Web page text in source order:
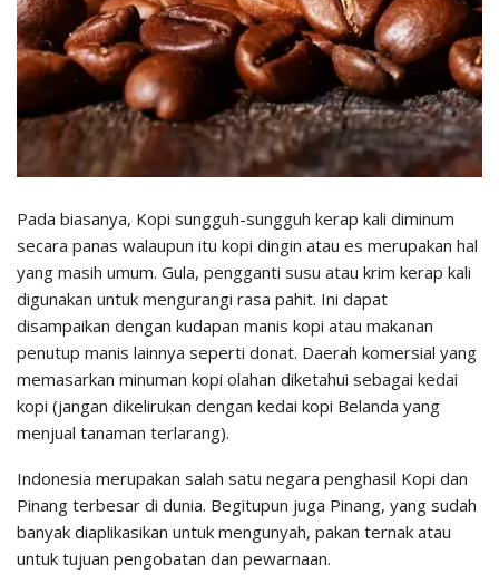
Pada biasanya, Kopi sungguh-sungguh kerap kali diminum
secara panas walaupun itu kopi dingin atau es merupakan hal
yang masih umum. Gula, pengganti susu atau krim kerap kali
digunakan untuk mengurangi rasa pahit. Ini dapat
disampaikan dengan kudapan manis kopi atau makanan
penutup manis lainnya seperti donat. Daerah komersial yang
memasarkan minuman kopi olahan diketahui sebagai kedai
kopi (jangan dikelirukan dengan kedai kopi Belanda yang
menjual tanaman terlarang).
Indonesia merupakan salah satu negara penghasil Kopi dan
Pinang terbesar di dunia. Begitupun juga Pinang, yang sudah
banyak diaplikasikan untuk mengunyah, pakan ternak atau
untuk tujuan pengobatan dan pewarnaan.